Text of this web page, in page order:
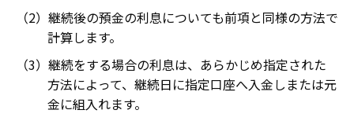
継続後の預金の利息についても前項と同様の方法で
計算します。
継続をする場合の利息は、あらかじめ指定された
方法によって、継続日に指定口座へ入金しまたは元
金に組入れます。